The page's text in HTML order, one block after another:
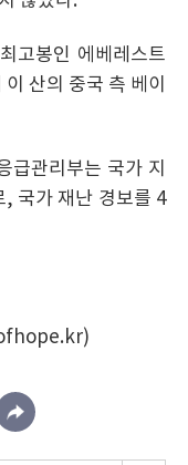
고봉인 에베레스트
산의 중국 측 베이
급관리부는 국가 지
, 국가 재난 경보를 4